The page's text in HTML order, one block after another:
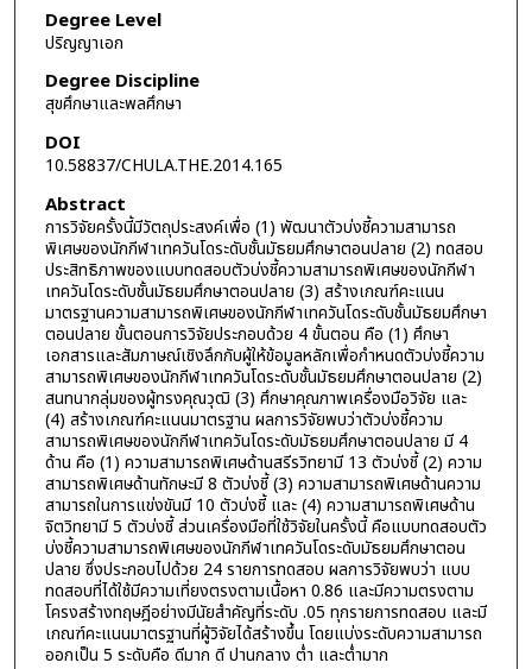
Degree Level
ปริญญาเอก
Degree Discipline
สุขศึกษาและพลศึกษา
DOI
10.58837/CHULA.THE.2014.165
Abstract
การวิจัยครั้งนี้มีวัตถุประสงค์เพื่อ (1) พัฒนาตัวบ่งชี้ความสามารถ
พิเศษของนักกีฬาเทควันโดระดับชั้นมัธยมศึกษาตอนปลาย (2) ทดสอบ
ประสิทธิภาพของแบบทดสอบตัวบ่งชี้ความสามารถพิเศษของนักกีฬา
เทควันโดระดับชั้นมัธยมศึกษาตอนปลาย (3) สร้างเกณฑ์คะแนน
มาตรฐานความสามารถพิเศษของนักกีฬาเทควันโดระดับชั้นมัธยมศึกษา
ตอนปลาย ขั้นตอนการวิจัยประกอบด้วย 4 ขั้นตอน คือ (1) ศึกษา
เอกสารและสัมภาษณ์เชิงลึกกับผู้ให้ข้อมูลหลักเพื่อกำหนดตัวบ่งชี้ความ
สามารถพิเศษของนักกีฬาเทควันโดระดับชั้นมัธยมศึกษาตอนปลาย (2)
สนทนากลุ่มของผู้ทรงคุณวุฒิ (3) ศึกษาคุณภาพเครื่องมือวิจัย และ
(4) สร้างเกณฑ์คะแนนมาตรฐาน ผลการวิจัยพบว่าตัวบ่งชี้ความ
สามารถพิเศษของนักกีฬาเทควันโดระดับมัธยมศึกษาตอนปลาย มี 4
ด้าน คือ (1) ความสามารถพิเศษด้านสรีรวิทยามี 13 ตัวบ่งชี้ (2) ความ
สามารถพิเศษด้านทักษะมี 8 ตัวบ่งชี้ (3) ความสามารถพิเศษด้านความ
สามารถในการแข่งขันมี 10 ตัวบ่งชี้ และ (4) ความสามารถพิเศษด้าน
จิตวิทยามี 5 ตัวบ่งชี้ ส่วนเครื่องมือที่ใช้วิจัยในครั้งนี้ คือแบบทดสอบตัว
บ่งชี้ความสามารถพิเศษของนักกีฬาเทควันโดระดับมัธยมศึกษาตอน
ปลาย ซึ่งประกอบไปด้วย 24 รายการทดสอบ ผลการวิจัยพบว่า แบบ
ทดสอบที่ได้ใช้มีความเที่ยงตรงตามเนื้อหา 0.86 และมีความตรงตาม
โครงสร้างทฤษฎีอย่างมีนัยสำคัญที่ระดับ .05 ทุกรายการทดสอบ และมี
เกณฑ์คะแนนมาตรฐานที่ผู้วิจัยได้สร้างขึ้น โดยแบ่งระดับความสามารถ
ออกเป็น 5 ระดับคือ ดีมาก ดี ปานกลาง ต่ำ และต่ำมาก